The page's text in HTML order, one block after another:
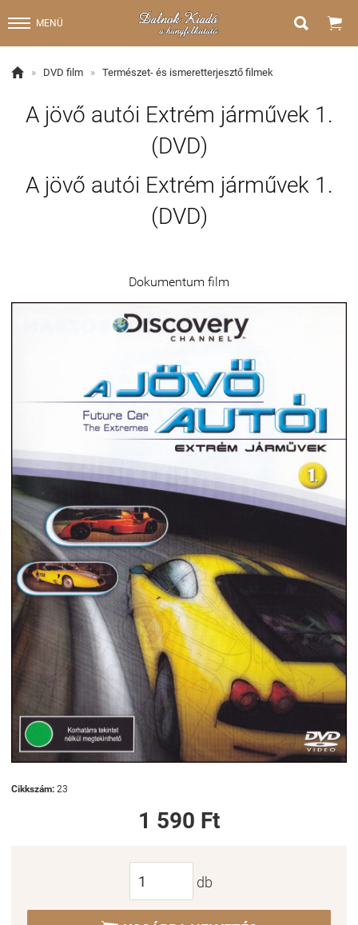
MENÜ  
 » DVD film » Természet- és ismeretterjesztő filmek
A jövő autói Extrém járművek 1.
(DVD)
A jövő autói Extrém járművek 1.
(DVD)
Dokumentum film
Cikkszám: 23
1 590 Ft
db